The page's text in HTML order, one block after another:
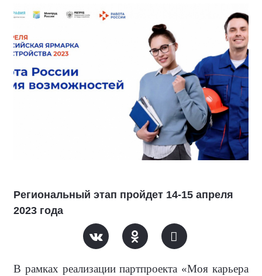
Региональный этап пройдет 14-15 апреля
2023 года
В рамках реализации партпроекта «Моя карьера